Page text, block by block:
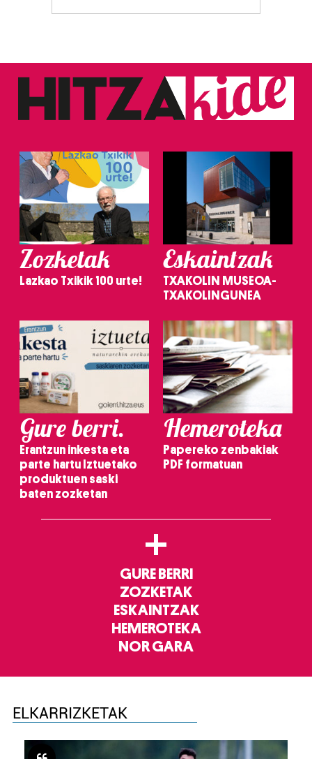
Zozketak
Lazkao Txikik 100 urte!
Eskaintzak
TXAKOLIN MUSEOA-
TXAKOLINGUNEA
Gure berri.
Erantzun inkesta eta
parte hartu Iztuetako
produktuen saski
baten zozketan
Hemeroteka
Papereko zenbakiak
PDF formatuan
+
GURE BERRI
ZOZKETAK
ESKAINTZAK
HEMEROTEKA
NOR GARA
ELKARRIZKETAK